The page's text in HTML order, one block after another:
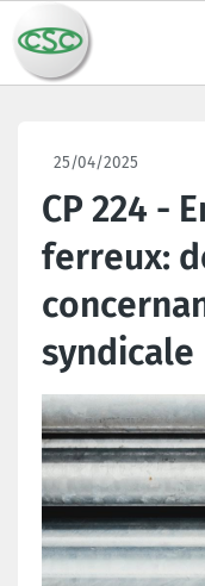
25/04/2025
CP 224 -
ferreux:
syndicale